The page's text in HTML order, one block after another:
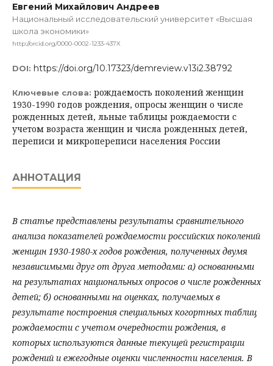
Евгений Михайлович Андреев
Национальный исследовательский университет «Высшая
школа экономики»
http://orcid.org/0000-0002-1233-437X
DOI: https://doi.org/10.17323/demreview.v13i2.38792
Ключевые слова: рождаемость поколений женщин
1930-1990 годов рождения, опросы женщин о числе
рожденных детей, льные таблицы рождаемости с
учетом возраста женщин и числа рожденных детей,
переписи и микропереписи населения России
АННОТАЦИЯ
В статье представлены результаты сравнительного
анализа показателей рождаемости российских поколений
женщин 1930-1980-х годов рождения, полученных двумя
независимыми друг от друга методами: а) основанными
на результатах национальных опросов о числе рожденных
детей; б) основанными на оценках, получаемых в
результате построения специальных когортных таблиц
рождаемости с учетом очередности рождения, в
которых используются данные текущей регистрации
рождений и ежегодные оценки численности населения. В